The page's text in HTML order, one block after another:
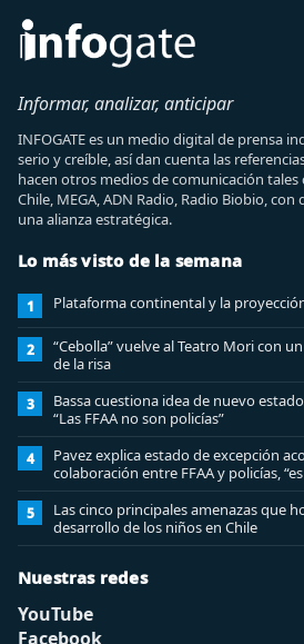
Informar, analizar, anticipar
INFOGATE es un medio digital de prensa
serio y creíble, así dan cuenta las
hacen otros medios de comunicación tales
Chile, MEGA, ADN Radio, Radio Biobio,
una alianza estratégica.
Lo más visto de la semana
1 Plataforma continental y la
2
“Cebolla” vuelve al Teatro Mori con
de la risa
3
Bassa cuestiona idea de nuevo
“Las FFAA no son policías”
4
Pavez explica estado de excepción
colaboración entre FFAA y policías,
analizar”
5
Las cinco principales amenazas que
desarrollo de los niños en Chile
Nuestras redes
YouTube
Facebook